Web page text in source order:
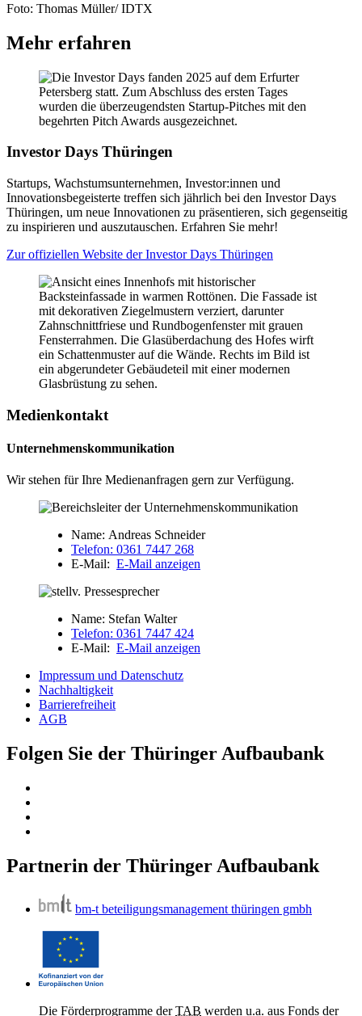
Foto: Thomas Müller/ IDTX
Mehr erfahren
Investor Days Thüringen
Startups, Wachstumsunternehmen, Investor:innen und
Innovationsbegeisterte treffen sich jährlich bei den Investor Days
Thüringen, um neue Innovationen zu präsentieren, sich gegenseitig
zu inspirieren und auszutauschen. Erfahren Sie mehr!
Zur offiziellen Website der Investor Days Thüringen
Medienkontakt
Unternehmenskommunikation
Wir stehen für Ihre Medienanfragen gern zur Verfügung.
Name: Andreas Schneider
Telefon: 0361 7447 268
E-Mail: E-Mail anzeigen
Name: Stefan Walter
Telefon: 0361 7447 424
E-Mail: E-Mail anzeigen
Impressum und Datenschutz
Nachhaltigkeit
Barrierefreiheit
AGB
Folgen Sie der Thüringer Aufbaubank
Partnerin der Thüringer Aufbaubank
bm-t beteiligungsmanagement thüringen gmbh
Die Förderprogramme derTAB werden u.a. aus Fonds der